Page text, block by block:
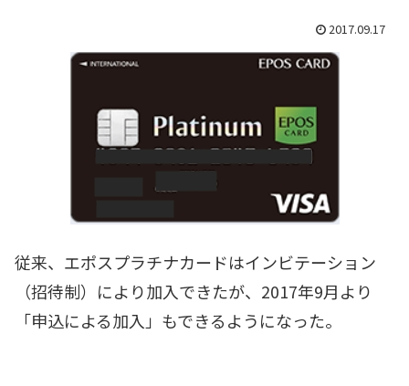
2017.09.17
従来、エポスプラチナカードはインビテーション
（招待制）により加入できたが、2017年9月より
「申込による加入」もできるようになった。